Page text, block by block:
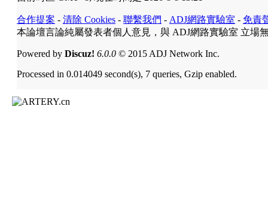
合作提案 - 清除 Cookies - 聯繫我們 - ADJ網路實驗室 - 免責
本論壇言論純屬發表者個人意見，與 ADJ網路實驗室 立場
Powered by Discuz! 6.0.0 © 2015 ADJ Network Inc.
Processed in 0.014049 second(s), 7 queries, Gzip enabled.